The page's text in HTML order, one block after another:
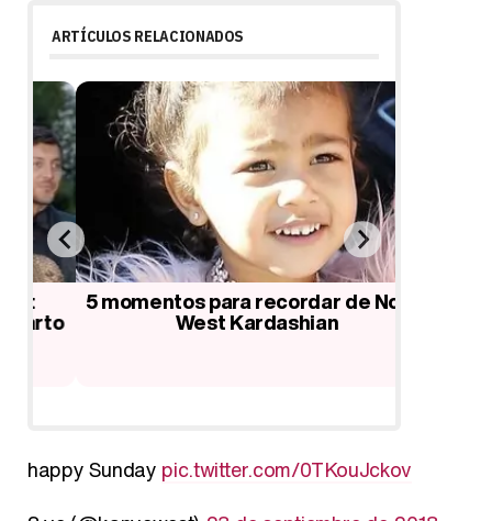
ARTÍCULOS RELACIONADOS
5 momentos para recordar de North
West Kardashian
happy Sunday pic.twitter.com/0TKouJckov